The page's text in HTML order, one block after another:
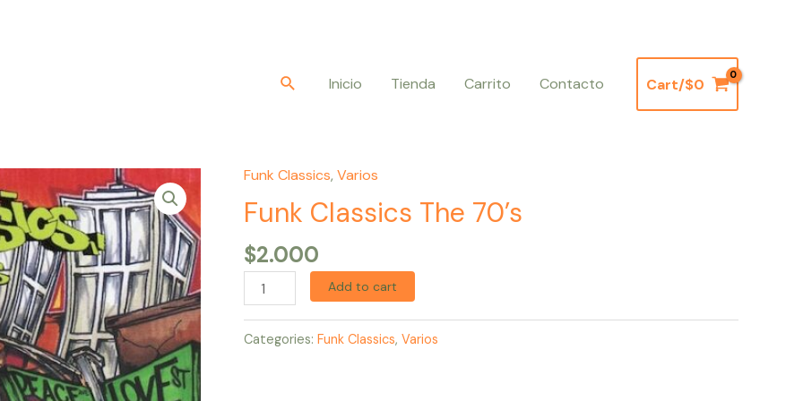
BuscarInicio Tienda Carrito Contacto Cart/$0
Funk Classics, Varios
Funk Classics The 70’s
$2.000
Funk
Classics
The
70's
quantity
Add to cart
Categories: Funk Classics, Varios